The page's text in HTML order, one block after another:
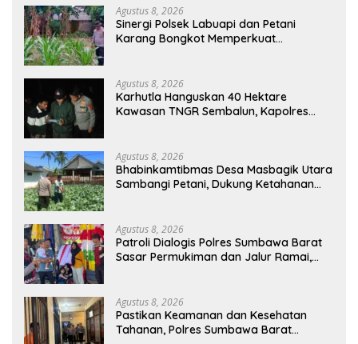
Agustus 8, 2026
Sinergi Polsek Labuapi dan Petani
Karang Bongkot Memperkuat
Agustus 8, 2026
Karhutla Hanguskan 40 Hektare
Kawasan TNGR Sembalun, Kapolres
Agustus 8, 2026
Bhabinkamtibmas Desa Masbagik Utara
Sambangi Petani, Dukung Ketahanan
Agustus 8, 2026
Patroli Dialogis Polres Sumbawa Barat
Sasar Permukiman dan Jalur Ramai,
Agustus 8, 2026
Pastikan Keamanan dan Kesehatan
Tahanan, Polres Sumbawa Barat